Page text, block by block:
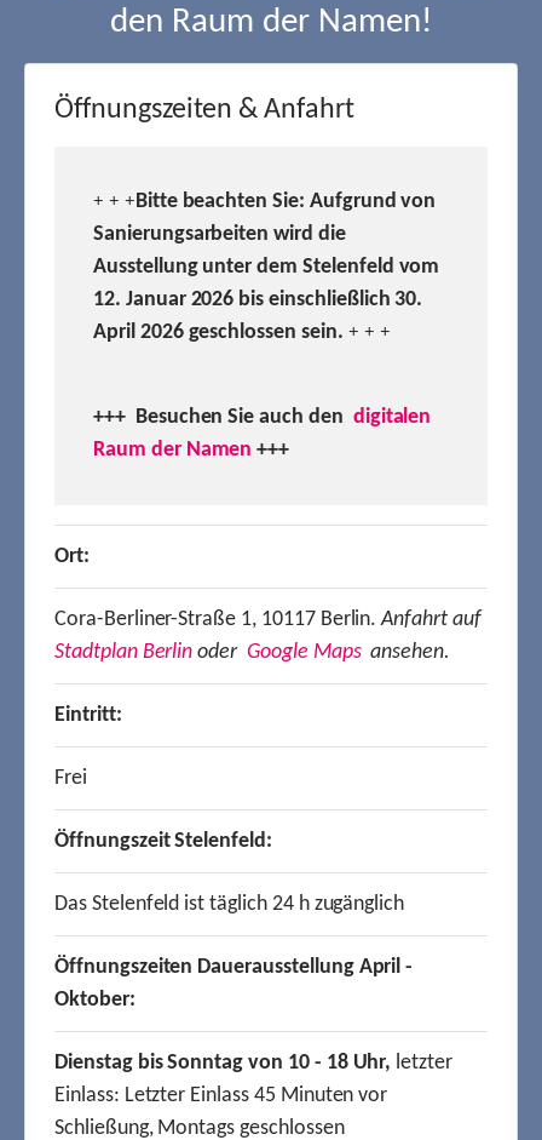
den Raum der Namen!
Öffnungszeiten & Anfahrt
+ + +Bitte beachten Sie: Aufgrund von
Sanierungsarbeiten wird die
Ausstellung unter dem Stelenfeld vom
12. Januar 2026 bis einschließlich 30.
April 2026 geschlossen sein. + + +
+++ Besuchen Sie auch den digitalen
Raum der Namen +++
Ort:
Cora-Berliner-Straße 1, 10117 Berlin.Anfahrt auf
Stadtplan Berlin oder Google Mapsansehen.
Eintritt:
Frei
Öffnungszeit Stelenfeld:
Das Stelenfeld ist täglich 24 h zugänglich
Öffnungszeiten Dauerausstellung April -
Oktober:
Dienstag bis Sonntag von 10 - 18 Uhr, letzter
Einlass: Letzter Einlass 45 Minuten vor
Schließung, Montags geschlossen